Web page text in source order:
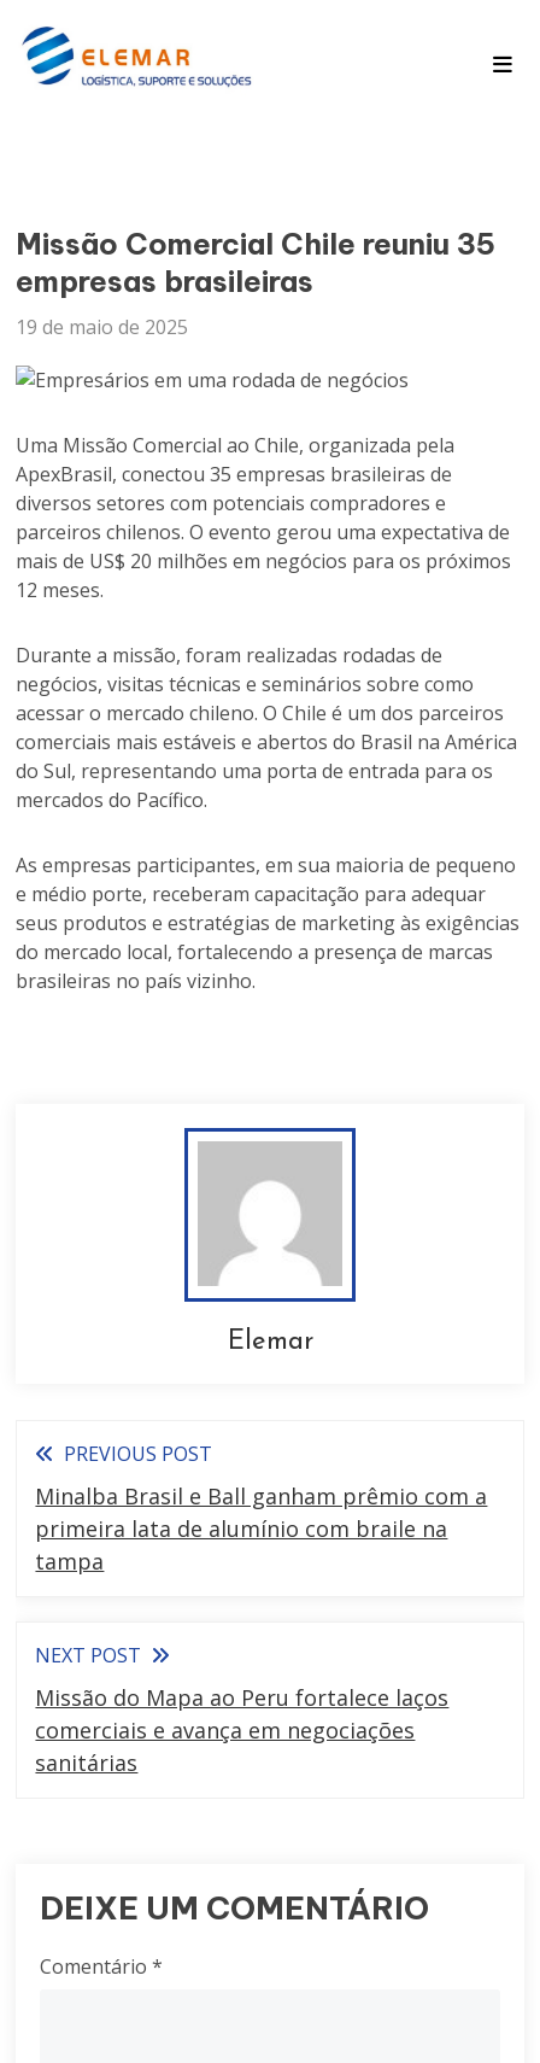
Missão Comercial Chile reuniu 35
empresas brasileiras
19 de maio de 2025
Uma Missão Comercial ao Chile, organizada pela
ApexBrasil, conectou 35 empresas brasileiras de
diversos setores com potenciais compradores e
parceiros chilenos. O evento gerou uma expectativa de
mais de US$ 20 milhões em negócios para os próximos
12 meses.
Durante a missão, foram realizadas rodadas de
negócios, visitas técnicas e seminários sobre como
acessar o mercado chileno. O Chile é um dos parceiros
comerciais mais estáveis e abertos do Brasil na América
do Sul, representando uma porta de entrada para os
mercados do Pacífico.
As empresas participantes, em sua maioria de pequeno
e médio porte, receberam capacitação para adequar
seus produtos e estratégias de marketing às exigências
do mercado local, fortalecendo a presença de marcas
brasileiras no país vizinho.
Elemar
PREVIOUS POST
Minalba Brasil e Ball ganham prêmio com a
primeira lata de alumínio com braile na
tampa
NEXT POST
Missão do Mapa ao Peru fortalece laços
comerciais e avança em negociações
sanitárias
DEIXE UM COMENTÁRIO
Comentário*